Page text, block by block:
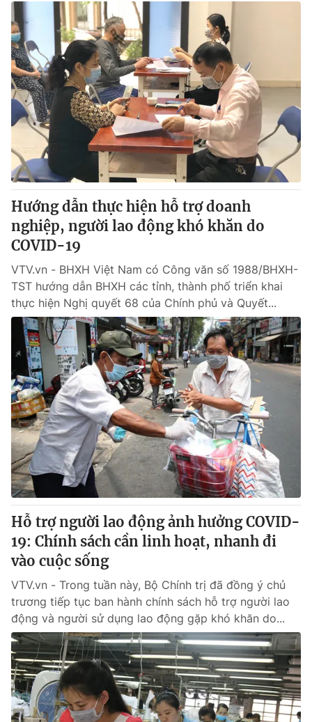
Hướng dẫn thực hiện hỗ trợ doanh
nghiệp, người lao động khó khăn do
COVID-19
VTV.vn - BHXH Việt Nam có Công văn số 1988/BHXH-
TST hướng dẫn BHXH các tỉnh, thành phố triển khai
thực hiện Nghị quyết 68 của Chính phủ và Quyết...
Hỗ trợ người lao động ảnh hưởng COVID-
19: Chính sách cần linh hoạt, nhanh đi
vào cuộc sống
VTV.vn - Trong tuần này, Bộ Chính trị đã đồng ý chủ
trương tiếp tục ban hành chính sách hỗ trợ người lao
động và người sử dụng lao động gặp khó khăn do...